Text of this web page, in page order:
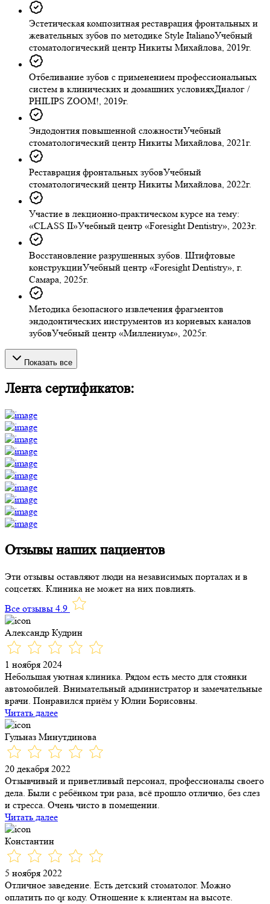
Эстетическая композитная реставрация фронтальных и
жевательных зубов по методике Style ItalianoУчебный
стоматологический центр Никиты Михайлова, 2019г.
Отбеливание зубов с применением профессиональных
систем в клинических и домашних условияхДиалог /
PHILIPS ZOOM!, 2019г.
Эндодонтия повышенной сложностиУчебный
стоматологический центр Никиты Михайлова, 2021г.
Реставрация фронтальных зубовУчебный
стоматологический центр Никиты Михайлова, 2022г.
Участие в лекционно-практическом курсе на тему:
«CLASS II»Учебный центр «Foresight Dentistry», 2023г.
Восстановление разрушенных зубов. Штифтовые
конструкцииУчебный центр «Foresight Dentistry», г.
Самара, 2025г.
Методика безопасного извлечения фрагментов
эндодонтических инструментов из корневых каналов
зубовУчебный центр «Миллениум», 2025г.
Показать все
Лента сертификатов:
Отзывы наших пациентов
Эти отзывы оставляют люди на независимых порталах и в
соцсетях. Клиника не может на них повлиять.
Все отзывы 4.9
Александр Кудрин
1 ноября 2024
Небольшая уютная клиника. Рядом есть место для стоянки
автомобилей. Внимательный администратор и замечательные
врачи. Понравился приём у Юлии Борисовны.
Читать далее
Гульназ Минутдинова
20 декабря 2022
Отзывчивый и приветливый персонал, профессионалы своего
дела. Были с ребёнком три раза, всё прошло отлично, без слез
и стресса. Очень чисто в помещении.
Читать далее
Константин
5 ноября 2022
Отличное заведение. Есть детский стоматолог. Можно
оплатить по qr коду. Отношение к клиентам на высоте.